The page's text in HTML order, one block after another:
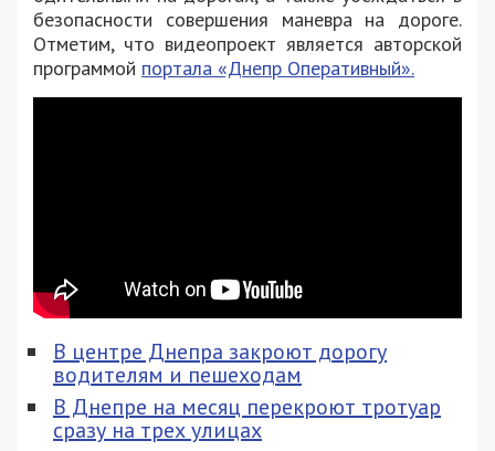
безопасности совершения маневра на дороге.
Отметим, что видеопроект является авторской
программой портала «Днепр Оперативный».
В центре Днепра закроют дорогу
водителям и пешеходам
В Днепре на месяц перекроют тротуар
сразу на трех улицах